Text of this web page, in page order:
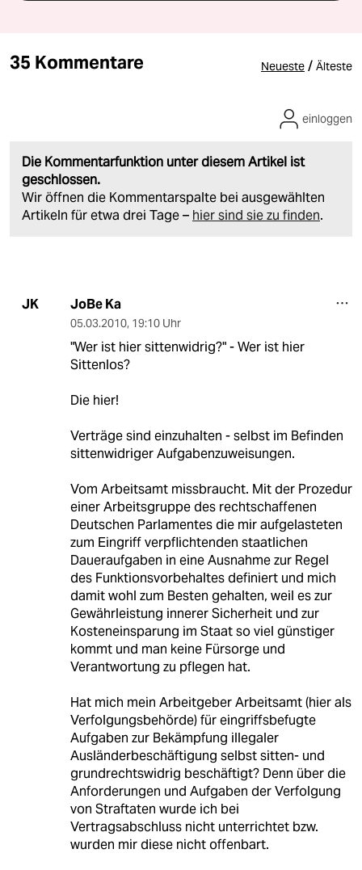
35 Kommentare Neueste / Älteste
Die Kommentarfunktion unter diesem Artikel ist
geschlossen.
Wir öffnen die Kommentarspalte bei ausgewählten
Artikeln für etwa drei Tage – hier sind sie zu finden.
einloggen
JK JoBe Ka
05.03.2010, 19:10 Uhr
"Wer ist hier sittenwidrig?" - Wer ist hier
Sittenlos?
Die hier!
Verträge sind einzuhalten - selbst im Befinden
sittenwidriger Aufgabenzuweisungen.
Vom Arbeitsamt missbraucht. Mit der Prozedur
einer Arbeitsgruppe des rechtschaffenen
Deutschen Parlamentes die mir aufgelasteten
zum Eingriff verpflichtenden staatlichen
Daueraufgaben in eine Ausnahme zur Regel
des Funktionsvorbehaltes definiert und mich
damit wohl zum Besten gehalten, weil es zur
Gewährleistung innerer Sicherheit und zur
Kosteneinsparung im Staat so viel günstiger
kommt und man keine Fürsorge und
Verantwortung zu pflegen hat.
Hat mich mein Arbeitgeber Arbeitsamt (hier als
Verfolgungsbehörde) für eingriffsbefugte
Aufgaben zur Bekämpfung illegaler
Ausländerbeschäftigung selbst sitten- und
grundrechtswidrig beschäftigt? Denn über die
Anforderungen und Aufgaben der Verfolgung
von Straftaten wurde ich bei
Vertragsabschluss nicht unterrichtet bzw.
wurden mir diese nicht offenbart.